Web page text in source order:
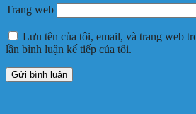
Trang web
Lưu tên của tôi, email, và trang web
lần bình luận kế tiếp của tôi.